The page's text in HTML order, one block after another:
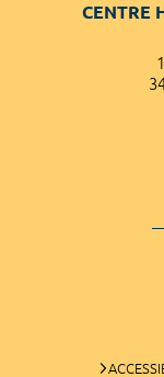
CENTRE